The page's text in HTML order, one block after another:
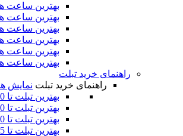
بهترین ساعت
بهترین ساعت
بهترین ساعت
بهترین ساعت
بهترین ساعت
بهترین ساعت
راهنمای خرید تبلت
راهنمای خرید تبلت نمایش
بهترین تبلت تا 40 میلیون
بهترین تبلت تا 30 میلیون
بهترین تبلت تا 20 میلیون
بهترین تبلت تا 15 میلیون